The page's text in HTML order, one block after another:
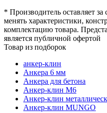
* Производитель оставляет
менять характеристики,
комплектацию товара.
является публичной офертой
Товар из подборок
анкер-клин
Анкера 6 мм
Анкера для бетона
Анкер-клин М6
Анкер-клин
Анкер-клин MUNGO